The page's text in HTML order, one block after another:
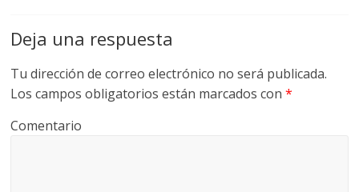
Deja una respuesta
Tu dirección de correo electrónico no será publicada.
Los campos obligatorios están marcados con*
Comentario